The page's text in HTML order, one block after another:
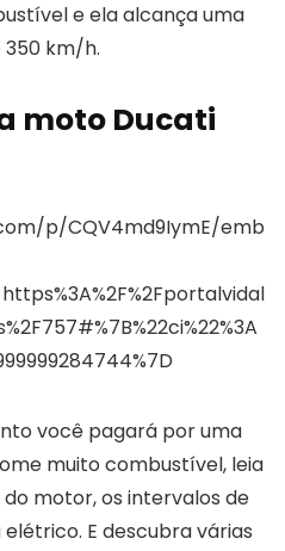
e ela alcança uma
km/h.
moto Ducati
p/CQV4md9IymE/emb
você pagará por uma
muito combustível, leia
motor, os intervalos de
E descubra várias